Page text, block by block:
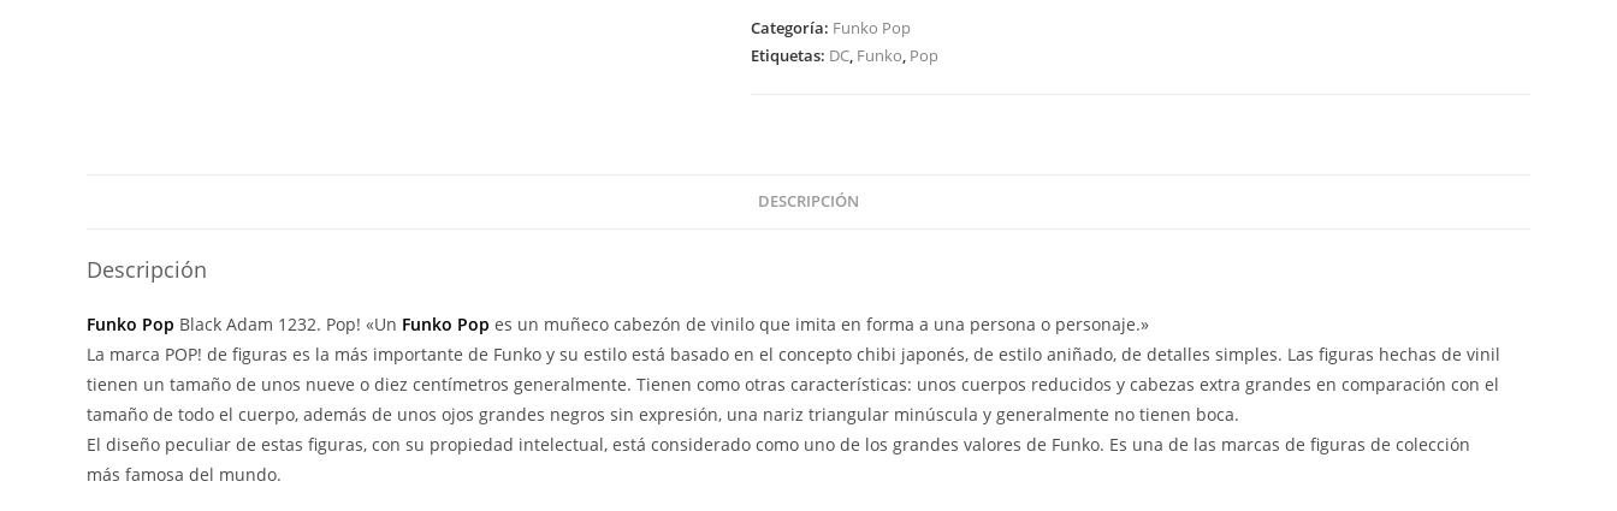
Adam
cantidad
Categoría: Funko Pop
Etiquetas: DC, Funko, Pop
DESCRIPCIÓN
Descripción
Funko Pop Black Adam 1232. Pop! «Un Funko Pop es un muñeco cabezón de vinilo que imita en forma a una persona o personaje.»
La marca POP! de figuras es la más importante de Funko y su estilo está basado en el concepto chibi japonés, de estilo aniñado, de detalles simples. Las figuras hechas de vinil
tienen un tamaño de unos nueve o diez centímetros generalmente. Tienen como otras características: unos cuerpos reducidos y cabezas extra grandes en comparación con el
tamaño de todo el cuerpo, además de unos ojos grandes negros sin expresión, una nariz triangular minúscula y generalmente no tienen boca.
El diseño peculiar de estas figuras, con su propiedad intelectual, está considerado como uno de los grandes valores de Funko. Es una de las marcas de figuras de colección
más famosa del mundo.